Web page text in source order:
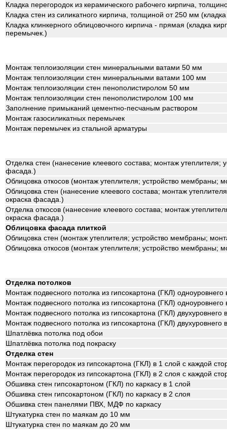
Кладка перегородок из керамического рабочего кирпича,
Кладка стен из силикатного кирпича, толщиной от 250 мм
Кладка клинкерного облицовочного кирпича - прямая (кладка
перемычек.)
Монтаж теплоизоляции стен минеральными ватами 50 мм
Монтаж теплоизоляции стен минеральными ватами 100 мм
Монтаж теплоизоляции стен пенополистиролом 50 мм
Монтаж теплоизоляции стен пенополистиролом 100 мм
Заполнение примыканий цементно-песчаным раствором
Монтаж газосиликатных перемычек
Монтаж перемычек из стальной арматуры
Отделка стен (нанесение клеевого состава; монтаж
фасада.)
Облицовка откосов (монтаж утеплителя; устройство мембраны;
Облицовка стен (нанесение клеевого состава; монтаж
окраска фасада.)
Отделка откосов (нанесение клеевого состава; монтаж
окраска фасада.)
Облицовка фасада плиткой
Облицовка стен (монтаж утеплителя; устройство мембраны;
Облицовка откосов (монтаж утеплителя; устройство мембраны;
Отделка потолков
Монтаж подвесного потолка из гипсокартона (ГКЛ)
Монтаж подвесного потолка из гипсокартона (ГКЛ)
Монтаж подвесного потолка из гипсокартона (ГКЛ) двухуровнего
Монтаж подвесного потолка из гипсокартона (ГКЛ) двухуровнего
Шпатлёвка потолка под обои
Шпатлёвка потолка под покраску
Отделка стен
Монтаж перегородок из гипсокартона (ГКЛ) в 1 слой с каждой
Монтаж перегородок из гипсокартона (ГКЛ) в 2 слоя с каждой
Обшивка стен гипсокартоном (ГКЛ) по каркасу в 1 слой
Обшивка стен гипсокартоном (ГКЛ) по каркасу в 2 слоя
Обшивка стен панелями ПВХ, МДФ по каркасу
Штукатурка стен по маякам до 10 мм
Штукатурка стен по маякам до 20 мм